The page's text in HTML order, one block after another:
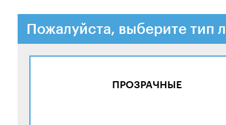
Пожалуйста, выберите тип
ПРОЗРАЧНЫЕ